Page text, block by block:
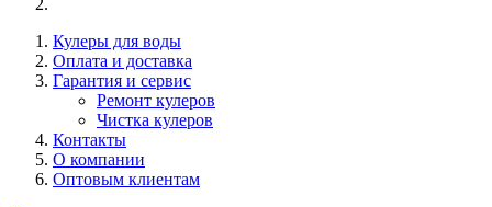
Кулеры для воды
Оплата и доставка
Гарантия и сервис
Ремонт кулеров
Чистка кулеров
Контакты
О компании
Оптовым клиентам